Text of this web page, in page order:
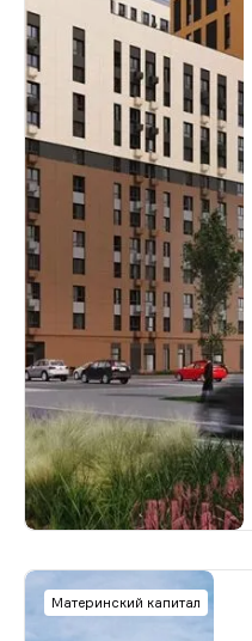
Материнский капитал